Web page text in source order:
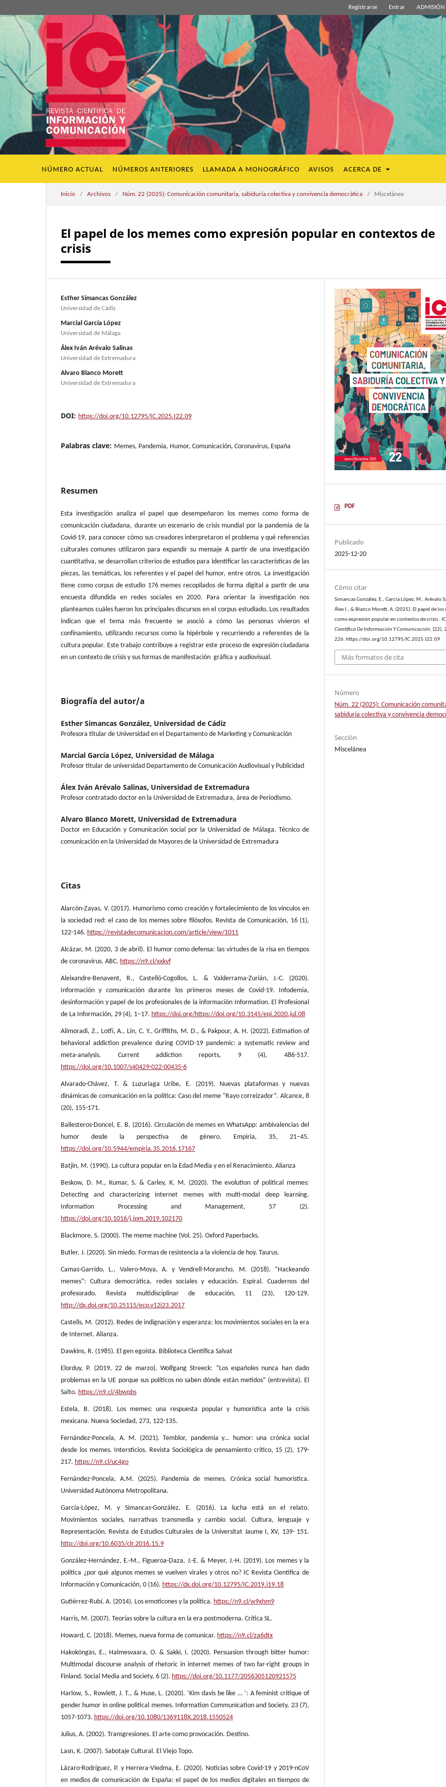
NÚMERO ACTUAL NÚMEROS ANTERIORES LLAMADA A MONOGRÁFICO AVISOS ACERCA DE
Registrarse Entrar ADMISIÓN
Inicio / Archivos / Núm. 22 (2025): Comunicación comunitaria, sabiduría colectiva y convivencia democrática / Miscelánea
El papel de los memes como expresión popular en contextos de
crisis
Esther Simancas González
Universidad de Cádiz
Marcial García López
Universidad de Málaga
Álex Iván Arévalo Salinas
Universidad de Extremadura
Alvaro Blanco Morett
Universidad de Extremadura
DOI: https://doi.org/10.12795/IC.2025.I22.09
Palabras clave: Memes, Pandemia, Humor, Comunicación, Coronavirus, España
Resumen
Esta investigación analiza el papel que desempeñaron los memes como forma de
comunicación ciudadana, durante un escenario de crisis mundial por la pandemia de la
Covid-19, para conocer cómo sus creadores interpretaron el problema y qué referencias
culturales comunes utilizaron para expandir su mensaje A partir de una investigación
cuantitativa, se desarrollan criterios de estudios para identificar las características de las
piezas, las temáticas, los referentes y el papel del humor, entre otros. La investigación
tiene como corpus de estudio 176 memes recopilados de forma digital a partir de una
encuesta difundida en redes sociales en 2020. Para orientar la investigación nos
planteamos cuáles fueron los principales discursos en el corpus estudiado. Los resultados
indican que el tema más frecuente se asoció a cómo las personas vivieron el
confinamiento, utilizando recursos como la hipérbole y recurriendo a referentes de la
cultura popular. Este trabajo contribuye a registrar este proceso de expresión ciudadana
en un contexto de crisis y sus formas de manifestación gráfica y audiovisual.
Biografía del autor/a
Esther Simancas González, Universidad de Cádiz
Profesora titular de Universidad en el Departamento de Marketing y Comunicación
Marcial García López, Universidad de Málaga
Profesor titular de universidad Departamento de Comunicación Audiovisual y Publicidad
Álex Iván Arévalo Salinas, Universidad de Extremadura
Profesor contratado doctor en la Universidad de Extremadura, área de Periodismo.
Alvaro Blanco Morett, Universidad de Extremadura
Doctor en Educación y Comunicación social por la Universidad de Málaga. Técnico de
comunicación en la Universidad de Mayores de la Universidad de Extremadura
Citas
Alarcón-Zayas, V. (2017). Humorismo como creación y fortalecimiento de los vínculos en
la sociedad red: el caso de los memes sobre filósofos. Revista de Comunicación, 16 (1),
122-146. https://revistadecomunicacion.com/article/view/1011
Alcázar, M. (2020, 3 de abril). El humor como defensa: las virtudes de la risa en tiempos
de coronavirus. ABC. https://n9.cl/xxkvf
Aleixandre-Benavent, R., Castelló-Cogollos, L. & Valderrama-Zurián, J.-C. (2020).
Información y comunicación durante los primeros meses de Covid-19. Infodemia,
desinformación y papel de los profesionales de la información Information. El Profesional
de La Información, 29 (4), 1–17. https://doi.org/https://doi.org/10.3145/epi.2020.jul.08
Alimoradi, Z., Lotfi, A., Lin, C. Y., Griffiths, M. D., & Pakpour, A. H. (2022). Estimation of
behavioral addiction prevalence during COVID-19 pandemic: a systematic review and
meta-analysis. Current addiction reports, 9 (4), 486-517.
https://doi.org/10.1007/s40429-022-00435-6
Alvarado-Chávez, T. & Luzuriaga Uribe, E. (2019). Nuevas plataformas y nuevas
dinámicas de comunicación en la política: Caso del meme “Rayo correizador”. Alcance, 8
(20), 155-171.
Ballesteros-Doncel, E. B. (2016). Circulación de memes en WhatsApp: ambivalencias del
humor desde la perspectiva de género. Empiria, 35, 21–45.
https://doi.org/10.5944/empiria.35.2016.17167
Batjin, M. (1990). La cultura popular en la Edad Media y en el Renacimiento. Alianza
Beskow, D. M., Kumar, S. & Carley, K. M. (2020). The evolution of political memes:
Detecting and characterizing internet memes with multi-modal deep learning.
Information Processing and Management, 57 (2).
https://doi.org/10.1016/j.ipm.2019.102170
Blackmore, S. (2000). The meme machine (Vol. 25). Oxford Paperbacks.
Butler. J. (2020). Sin miedo. Formas de resistencia a la violencia de hoy. Taurus.
Camas-Garrido, L., Valero-Moya, A. y Vendrell-Morancho, M. (2018). “Hackeando
memes”: Cultura democrática, redes sociales y educación. Espiral. Cuadernos del
profesorado. Revista multidisciplinar de educación, 11 (23), 120-129.
http://dx.doi.org/10.25115/ecp.v12i23.2017
Castells, M. (2012). Redes de indignación y esperanza: los movimientos sociales en la era
de Internet. Alianza.
Dawkins, R. (1985). El gen egoísta. Biblioteca Científica Salvat
Elorduy, P. (2019, 22 de marzo). Wolfgang Streeck: “Los españoles nunca han dado
problemas en la UE porque sus políticos no saben dónde están metidos” (entrevista). El
Salto. https://n9.cl/4bwpbs
Estela, B. (2018). Los memes: una respuesta popular y humorística ante la crisis
mexicana. Nueva Sociedad, 273, 122-135.
Fernández-Poncela, A. M. (2021). Temblor, pandemia y… humor: una crónica social
desde los memes. Intersticios. Revista Sociológica de pensamiento crítico, 15 (2), 179-
217. https://n9.cl/uc4go
Fernández-Poncela, A.M. (2025). Pandemia de memes. Crónica social humorística.
Universidad Autónoma Metropolitana.
García-López, M. y Simancas-González, E. (2016). La lucha está en el relato.
Movimientos sociales, narrativas transmedia y cambio social. Cultura, lenguaje y
Representación. Revista de Estudios Culturales de la Universitat Jaume I, XV, 139- 151.
http://doi.org/10.6035/clr.2016.15.9
González-Hernández, E.-M., Figueroa-Daza, J.-E. & Meyer, J.-H. (2019). Los memes y la
política ¿por qué algunos memes se vuelven virales y otros no? IC Revista Científica de
Información y Comunicación, 0 (16). https://dx.doi.org/10.12795/IC.2019.i19.18
Gutiérrez-Rubí, A. (2014). Los emoticones y la política. https://n9.cl/w9xhm9
Harris, M. (2007). Teorías sobre la cultura en la era postmoderna. Crítica SL.
Howard, C. (2018). Memes, nueva forma de comunicar. https://n9.cl/za6dtx
Hakoköngäs, E., Halmesvaara, O. & Sakki, I. (2020). Persuasion through bitter humor:
Multimodal discourse analysis of rhetoric in internet memes of two far-right groups in
Finland. Social Media and Society, 6 (2). https://doi.org/10.1177/2056305120921575
Harlow, S., Rowlett, J. T., & Huse, L. (2020). ‘Kim davis be like … ’: A feminist critique of
gender humor in online political memes. Information Communication and Society, 23 (7),
1057-1073. https://doi.org/10.1080/1369118X.2018.1550524
Julius, A. (2002). Transgresiones. El arte como provocación. Destino.
Lasn, K. (2007). Sabotaje Cultural. El Viejo Topo.
Lázaro-Rodríguez, P. y Herrera-Viedma, E. (2020). Noticias sobre Covid-19 y 2019-nCoV
en medios de comunicación de España: el papel de los medios digitales en tiempos de
PDF
Publicado
2025-12-20
Cómo citar
Simancas González, E., García López, M., Arévalo
Álex I., & Blanco Morett, A. (2025). El papel de los
como expresión popular en contextos de crisis .
Científica De Información Y Comunicación, (22),
226. https://doi.org/10.12795/IC.2025.I22.09
Más formatos de cita
Número
Núm. 22 (2025): Comunicación
sabiduría colectiva y convivencia
Sección
Miscelánea